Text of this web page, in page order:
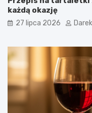
każdą okazję
27 lipca 2026